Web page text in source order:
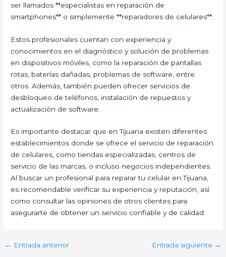
ser llamados **especialistas en reparación de
smartphones** o simplemente **reparadores de celulares**.
Estos profesionales cuentan con experiencia y
conocimientos en el diagnóstico y solución de problemas
en dispositivos móviles, como la reparación de pantallas
rotas, baterías dañadas, problemas de software, entre
otros. Además, también pueden ofrecer servicios de
desbloqueo de teléfonos, instalación de repuestos y
actualización de software.
Es importante destacar que en Tijuana existen diferentes
establecimientos donde se ofrece el servicio de reparación
de celulares, como tiendas especializadas, centros de
servicio de las marcas, o incluso negocios independientes.
Al buscar un profesional para reparar tu celular en Tijuana,
es recomendable verificar su experiencia y reputación, así
como consultar las opiniones de otros clientes para
asegurarte de obtener un servicio confiable y de calidad.
← Entrada anterior Entrada siguiente →